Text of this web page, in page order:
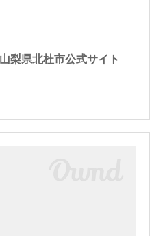
梨県北杜市公式サイト